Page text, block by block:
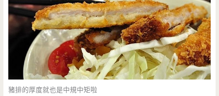
豬排的厚度就也是中規中矩啦